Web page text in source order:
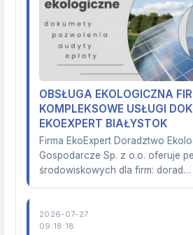
OBSŁUGA EKOLOGICZNA
KOMPLEKSOWE USŁUGI
EKOEXPERT BIAŁYSTOK
Firma EkoExpert Doradztwo
Gospodarcze Sp. z o.o. oferuje
środowiskowych dla firm: dorad…
2026-07-27
09:18:18